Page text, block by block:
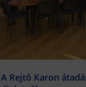
A Rejtő Karon